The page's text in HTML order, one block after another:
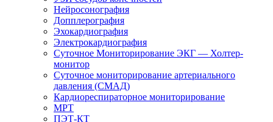
Нейросонография
Допплерография
Эхокардиография
Электрокардиография
Суточное Мониторирование ЭКГ — Холтер-
монитор
Суточное мониторирование артериального
давления (СМАД)
Кардиореспираторное мониторирование
МРТ
ПЭТ-КТ